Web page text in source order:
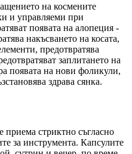
на космените
и управляеми при
появата на алопеция -
накъсването на косата,
предотвратява
заплитането на
появата на нови фоликули,
здрава сянка.
приема стриктно съгласно
за инструмента. Капсулите